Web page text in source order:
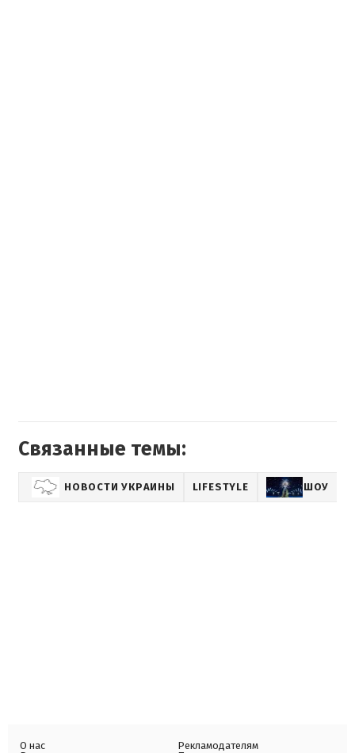
Связанные темы:
НОВОСТИ УКРАИНЫ LIFESTYLE ШОУ
О нас
Рекламодателям